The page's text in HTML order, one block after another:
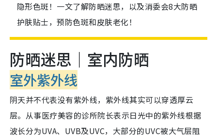
隐形色斑！一文了解防晒迷思，以及消委会8大防晒
护肤贴士，预防色斑和皮肤老化！
防晒迷思｜室内防晒
室外紫外线
阴天并不代表没有紫外线，紫外线其实可以穿透厚云
层。从事医疗美容的诊所院长表示日光中的紫外线根据
波长分为UVA、UVB及UVC，大部分的UVC被大气层阻